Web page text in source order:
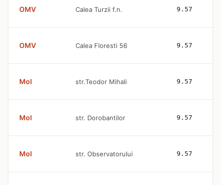
OMV Calea Turzii f.n. 9.57
OMV Calea Floresti 56 9.57
Mol str.Teodor Mihali 9.57
Mol str. Dorobantilor 9.57
Mol str. Observatorului 9.57